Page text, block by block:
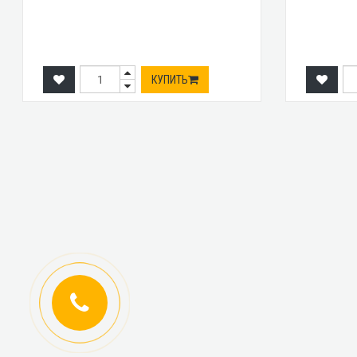
КУПИТЬ